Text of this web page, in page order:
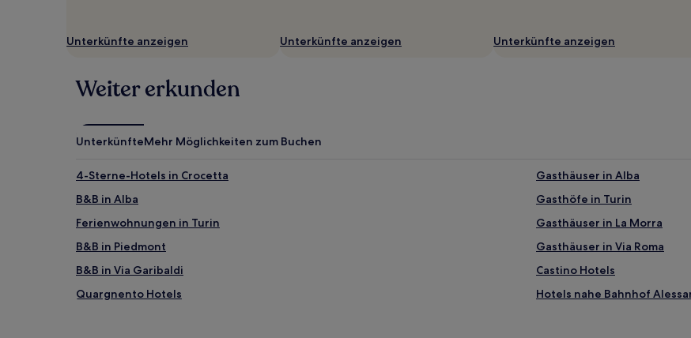
Verfügbarkeiten
ändern.
Bedingungen
Unterkünfte anzeigen Unterkünfte anzeigen Unterkünfte anzeigen
Weiter erkunden
UnterkünfteMehr Möglichkeiten zum Buchen
4-Sterne-Hotels in Crocetta
Gasthäuser in Alba
B&B in Alba
Gasthöfe in Turin
Ferienwohnungen in Turin
Gasthäuser in La Morra
B&B in Piedmont
Gasthäuser in Via Roma
B&B in Via Garibaldi
Castino Hotels
Quargnento Hotels
Hotels nahe Bahnhof